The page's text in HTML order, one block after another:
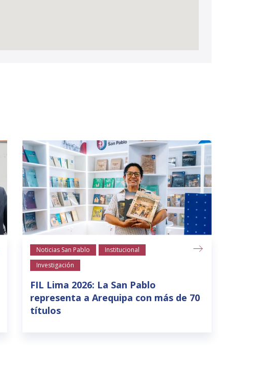
Noticias San Pablo
Institucional
Investigación
FIL Lima 2026: La San Pablo
representa a Arequipa con más de 70
títulos